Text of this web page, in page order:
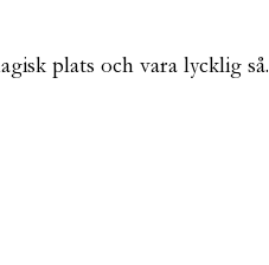
plats och vara lycklig så.